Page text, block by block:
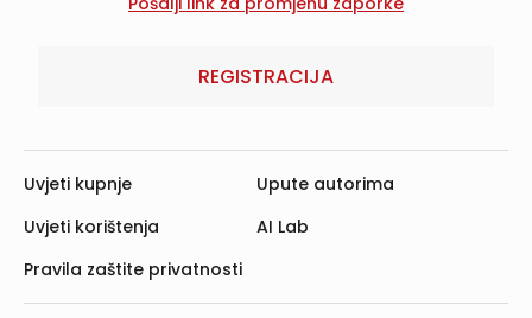
REGISTRACIJA
Uvjeti kupnje
Uvjeti korištenja
Pravila zaštite privatnosti
Upute autorima
AI Lab